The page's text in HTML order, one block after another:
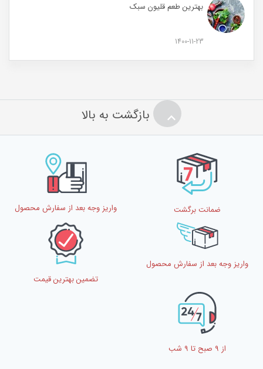
بهترین طعم قلیون سبک
1400-11-23
بازگشت به بالا
ضمانت برگشت واریز وجه بعد از سفارش محصول
واریز وجه بعد از سفارش محصول
تضمین بهترین قیمت
از 9 صبح تا 9 شب